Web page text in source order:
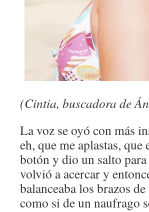
(Cintia, buscadora de
La voz se oyó con más
eh, que me aplastas,
botón y dio un salto
volvió a acercar y
balanceaba los brazos
como si de un naufrago